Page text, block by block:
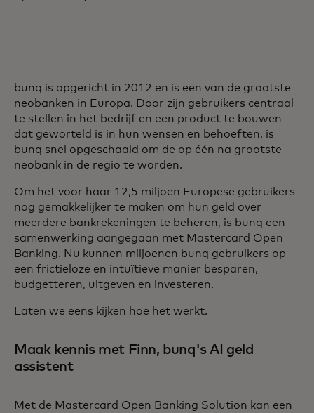
bunq is opgericht in 2012 en is een van de grootste
neobanken in Europa. Door zijn gebruikers centraal
te stellen in het bedrijf en een product te bouwen
dat geworteld is in hun wensen en behoeften, is
bunq snel opgeschaald om de op één na grootste
neobank in de regio te worden.
Om het voor haar 12,5 miljoen Europese gebruikers
nog gemakkelijker te maken om hun geld over
meerdere bankrekeningen te beheren, is bunq een
samenwerking aangegaan met Mastercard Open
Banking. Nu kunnen miljoenen bunq gebruikers op
een frictieloze en intuïtieve manier besparen,
budgetteren, uitgeven en investeren.
Laten we eens kijken hoe het werkt.
Maak kennis met Finn, bunq's AI geld
assistent
Met de Mastercard Open Banking Solution kan een